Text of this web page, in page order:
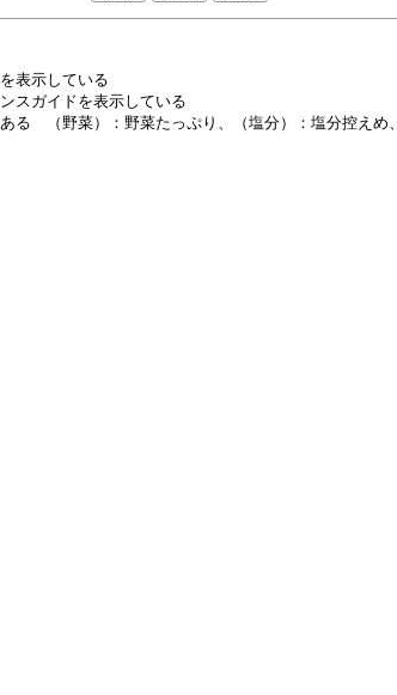
表示している
スガイドを表示している
る （野菜）：野菜たっぷり、 （塩分）：塩分控えめ、